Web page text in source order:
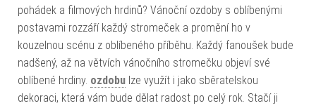
pohádek a filmových hrdinů? Vánoční ozdoby s oblíbenými
postavami rozzáří každý stromeček a promění ho v
kouzelnou scénu z oblíbeného příběhu. Každý fanoušek bude
nadšený, až na větvích vánočního stromečku objeví své
oblíbené hrdiny. ozdobu lze využít i jako sběratelskou
dekoraci, která vám bude dělat radost po celý rok. Stačí ji